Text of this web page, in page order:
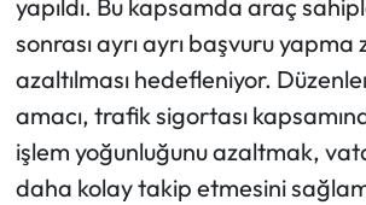
yapıldı. Bu kapsamda araç
sonrası ayrı ayrı başvuru yapma
azaltılması hedefleniyor.
amacı, trafik sigortası
işlem yoğunluğunu azaltmak,
daha kolay takip etmesini